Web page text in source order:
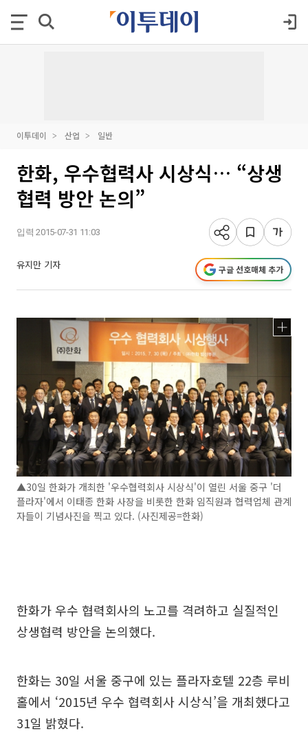
이투데이 산업 일반
한화, 우수협력사 시상식… “상생
협력 방안 논의”
입력 2015-07-31 11:03
유지만 기자 구글 선호매체 추가
▲30일 한화가 개최한 '우수협력회사 시상식'이 열린 서울 중구 '더
플라자'에서 이태종 한화 사장을 비롯한 한화 임직원과 협력업체 관계
자들이 기념사진을 찍고 있다. (사진제공=한화)
한화가 우수 협력회사의 노고를 격려하고 실질적인
상생협력 방안을 논의했다.
한화는 30일 서울 중구에 있는 플라자호텔 22층 루비
홀에서 ‘2015년 우수 협력회사 시상식’을 개최했다고
31일 밝혔다.